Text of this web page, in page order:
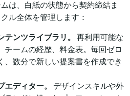
は、白紙の状態から契約締結ま
ル全体を管理します：
ンツライブラリ。
再利用可能な
チームの経歴、料金表。毎回ゼロ
、数分で新しい提案書を作成でき
エディター。
デザインスキルや外